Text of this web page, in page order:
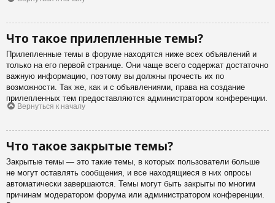
Что такое прилепленные темы?
Прилепленные темы в форуме находятся ниже всех объявлений и
только на его первой странице. Они чаще всего содержат достаточно
важную информацию, поэтому вы должны прочесть их по
возможности. Так же, как и с объявлениями, права на создание
прилепленных тем предоставляются администратором конференции.
Вернуться к началу
Что такое закрытые темы?
Закрытые темы — это такие темы, в которых пользователи больше
не могут оставлять сообщения, и все находящиеся в них опросы
автоматически завершаются. Темы могут быть закрыты по многим
причинам модератором форума или администратором конференции.